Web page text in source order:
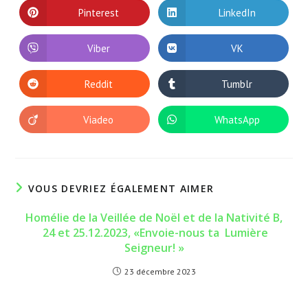
autre
fenêtre
autre
fenêtre
Ouvrir
dans
une
autre
fenêtre
Pinterest Ouvrir
dans
une
autre
fenêtre
LinkedIn
Ouvrir
dans
une
autre
fenêtre
Viber Ouvrir
dans
une
autre
fenêtre
VK
Ouvrir
dans
une
autre
fenêtre
Reddit Ouvrir
dans
une
autre
fenêtre
Tumblr
Ouvrir
dans
Viadeo Ouvrir
dans
WhatsApp
VOUS DEVRIEZ ÉGALEMENT AIMER
Homélie de la Veillée de Noël et de la Nativité B,
24 et 25.12.2023, «Envoie-nous ta Lumière
Seigneur! »
23 décembre 2023